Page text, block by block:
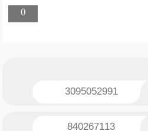
0
3095052991
840267113